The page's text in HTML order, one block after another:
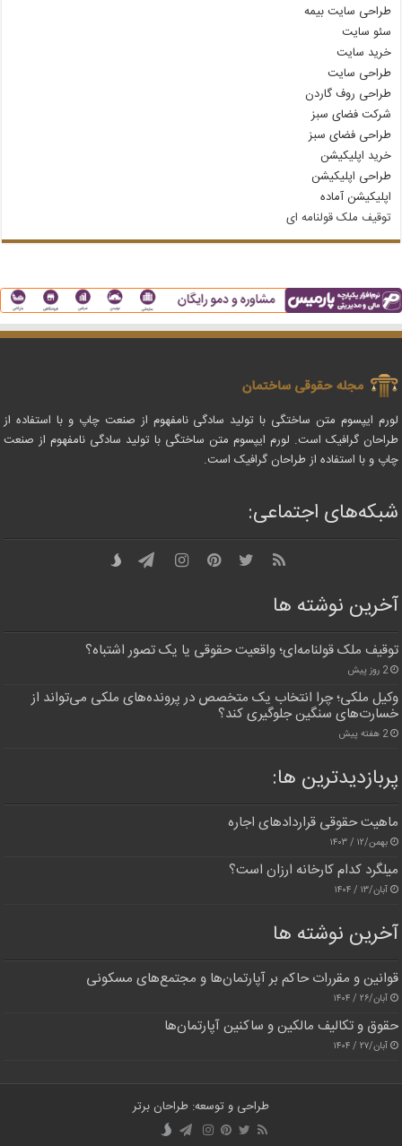
طراحی سایت بیمه
سئو سایت
خرید سایت
طراحی سایت
طراحی روف گاردن
شرکت فضای سبز
طراحی فضای سبز
خرید اپلیکیشن
طراحی اپلیکیشن
اپلیکیشن آماده
توقیف ملک قولنامه‌ ای
لورم ایپسوم متن ساختگی با تولید سادگی نامفهوم از صنعت چاپ و با استفاده از
طراحان گرافیک است. لورم ایپسوم متن ساختگی با تولید سادگی نامفهوم از صنعت
چاپ و با استفاده از طراحان گرافیک است.
شبکه‌های اجتماعی:
آخرین نوشته ها
توقیف ملک قولنامه‌ای؛ واقعیت حقوقی یا یک تصور اشتباه؟
2 روز پیش
وکیل ملکی؛ چرا انتخاب یک متخصص در پرونده‌های ملکی می‌تواند از
خسارت‌های سنگین جلوگیری کند؟
2 هفته پیش
پربازدیدترین‌ ها:
ماهیت حقوقی قراردادهای اجاره
بهمن/۱۲ / ۱۴۰۳
میلگرد کدام کارخانه ارزان است؟
آبان/۱۳ / ۱۴۰۴
آخرین نوشته ها
قوانین و مقررات حاکم بر آپارتمان‌ها و مجتمع‌های مسکونی
آبان/۲۶ / ۱۴۰۴
حقوق و تکالیف مالکین و ساکنین آپارتمان‌ها
آبان/۲۷ / ۱۴۰۴
طراحی و توسعه: طراحان برتر